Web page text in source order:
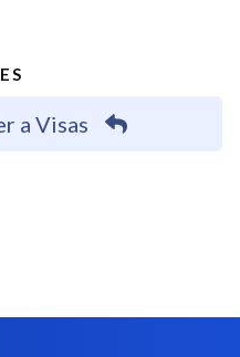
a Visas